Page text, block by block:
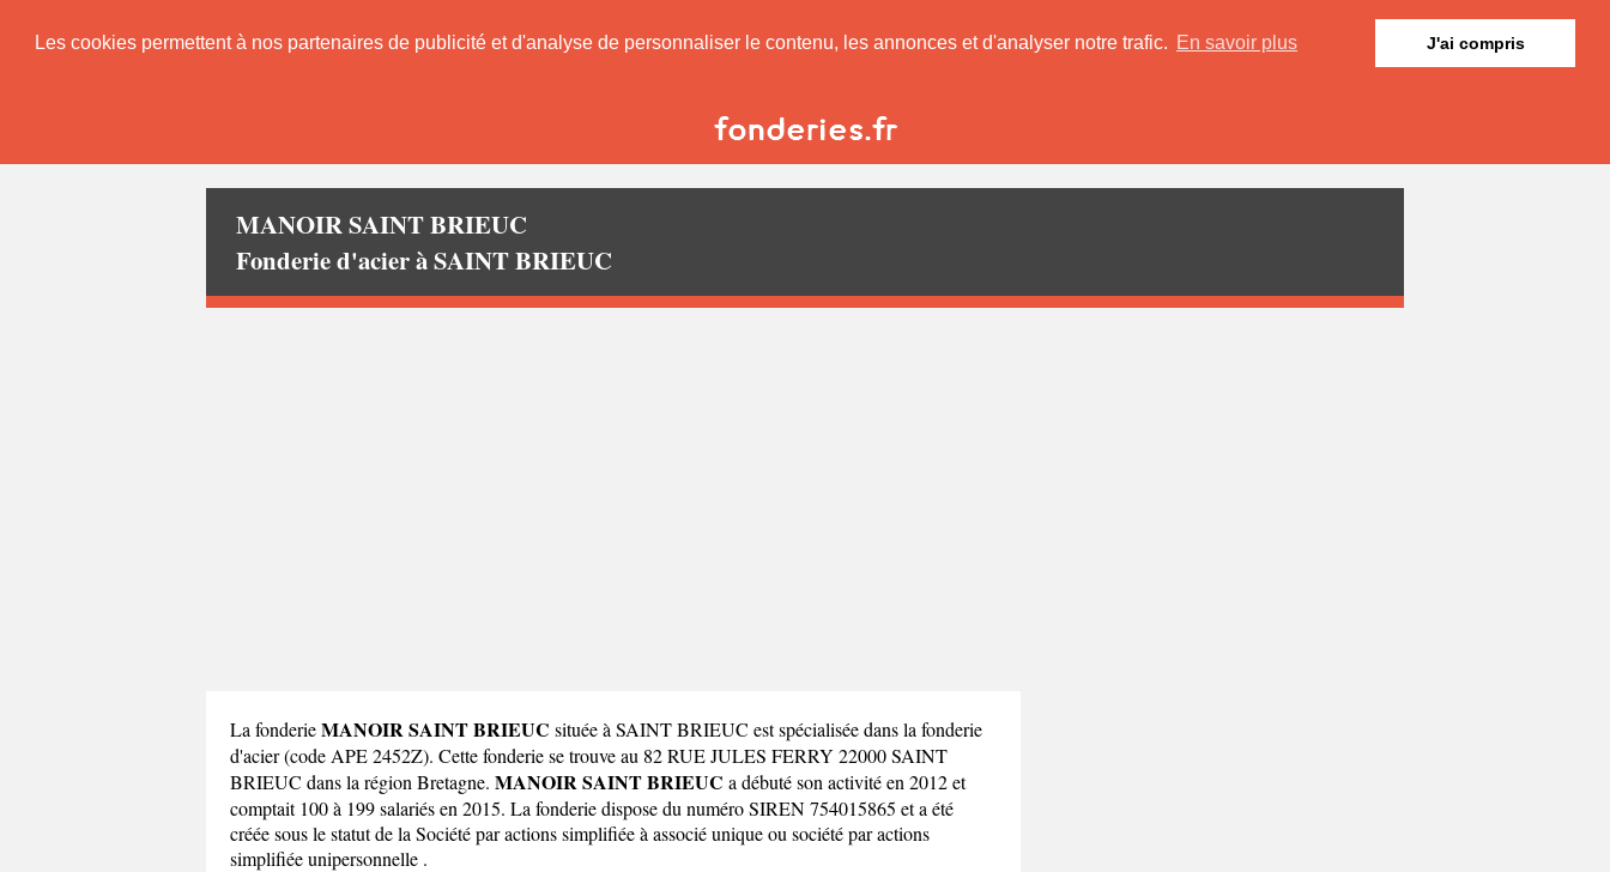
Les cookies permettent à nos partenaires de publicité et d'analyse de personnaliser le contenu, les annonces et d'analyser notre trafic. En savoir plus J'ai compris
MANOIR SAINT BRIEUC
Fonderie d'acier à SAINT BRIEUC
La fonderieMANOIR SAINT BRIEUC située à SAINT BRIEUC est spécialisée dans la fonderie
d'acier (code APE 2452Z). Cette fonderie se trouve au 82 RUE JULES FERRY 22000 SAINT
BRIEUC dans la région Bretagne. MANOIR SAINT BRIEUC a débuté son activité en 2012 et
comptait 100 à 199 salariés en 2015. La fonderie dispose du numéro SIREN 754015865 et a été
créée sous le statut de la Société par actions simplifiée à associé unique ou société par actions
simplifiée unipersonnelle .